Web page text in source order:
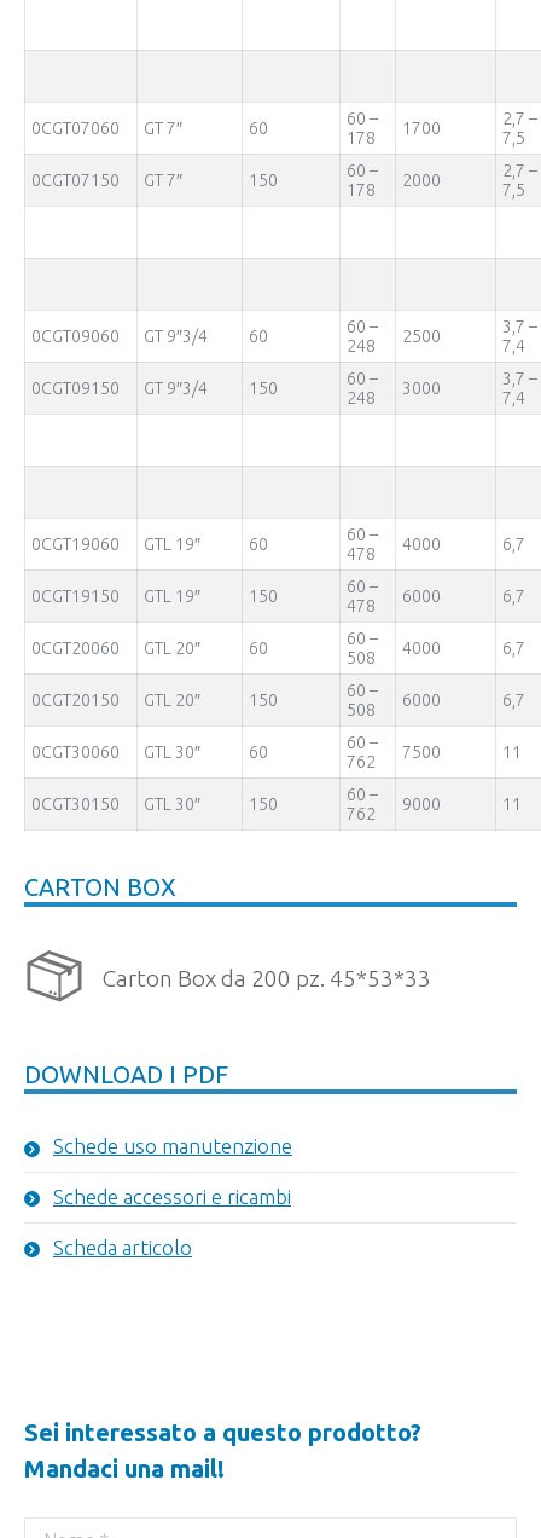
0CGT07060 GT 7″ 60
60 –
178
1700
2,7 –
7,5
0CGT07150 GT 7″ 150
60 –
178
2000
2,7 –
7,5
0CGT09060 GT 9″3/4 60
60 –
248
2500
3,7 –
7,4
0CGT09150 GT 9″3/4 150
60 –
248
3000
3,7 –
7,4
0CGT19060 GTL 19″ 60
60 –
478
4000 6,7
0CGT19150 GTL 19″ 150
60 –
478
6000 6,7
0CGT20060 GTL 20″ 60
60 –
508
4000 6,7
0CGT20150 GTL 20″ 150
60 –
508
6000 6,7
0CGT30060 GTL 30″ 60
60 –
762
7500 11
0CGT30150 GTL 30″ 150
60 –
762
9000 11
CARTON BOX
Carton Box da 200 pz. 45*53*33
DOWNLOAD I PDF
Schede uso manutenzione
Schede accessori e ricambi
Scheda articolo
Sei interessato a questo prodotto?
Mandaci una mail!
Nome *